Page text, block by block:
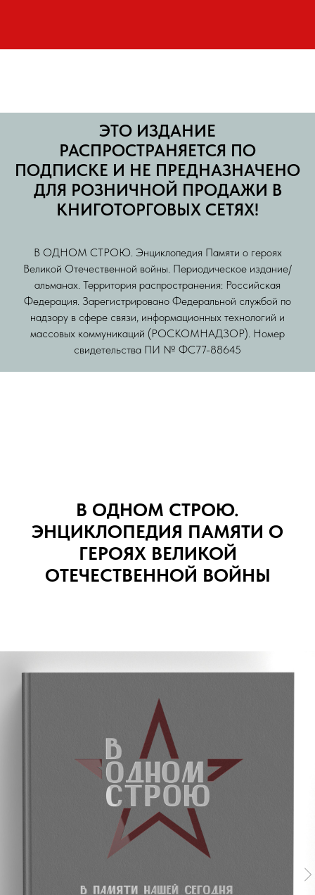
ЭТО ИЗДАНИЕ
РАСПРОСТРАНЯЕТСЯ ПО
ПОДПИСКЕ И НЕ ПРЕДНАЗНАЧЕНО
ДЛЯ РОЗНИЧНОЙ ПРОДАЖИ В
КНИГОТОРГОВЫХ СЕТЯХ!
В ОДНОМ СТРОЮ. Энциклопедия Памяти о героях
Великой Отечественной войны. Периодическое издание/
альманах. Территория распространения: Российская
Федерация. Зарегистрировано Федеральной службой по
надзору в сфере связи, информационных технологий и
массовых коммуникаций (РОСКОМНАДЗОР). Номер
свидетельства ПИ № ФС77-88645
В ОДНОМ СТРОЮ.
ЭНЦИКЛОПЕДИЯ ПАМЯТИ О
ГЕРОЯХ ВЕЛИКОЙ
ОТЕЧЕСТВЕННОЙ ВОЙНЫ